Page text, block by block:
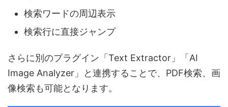
検索ワードの周辺表示
検索行に直接ジャンプ
さらに別のプラグイン「Text Extractor」「AI
Image Analyzer」と連携することで、PDF検索、画
像検索も可能となります。